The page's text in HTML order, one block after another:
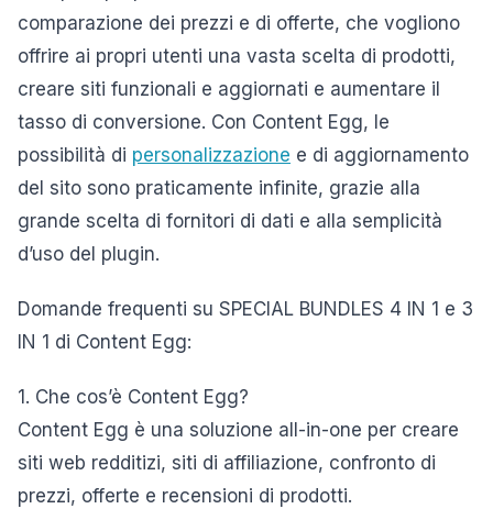
comparazione dei prezzi e di offerte, che vogliono
offrire ai propri utenti una vasta scelta di prodotti,
creare siti funzionali e aggiornati e aumentare il
tasso di conversione. Con Content Egg, le
possibilità di personalizzazione e di aggiornamento
del sito sono praticamente infinite, grazie alla
grande scelta di fornitori di dati e alla semplicità
d’uso del plugin.
Domande frequenti su SPECIAL BUNDLES 4 IN 1 e 3
IN 1 di Content Egg:
1. Che cos’è Content Egg?
Content Egg è una soluzione all-in-one per creare
siti web redditizi, siti di affiliazione, confronto di
prezzi, offerte e recensioni di prodotti.